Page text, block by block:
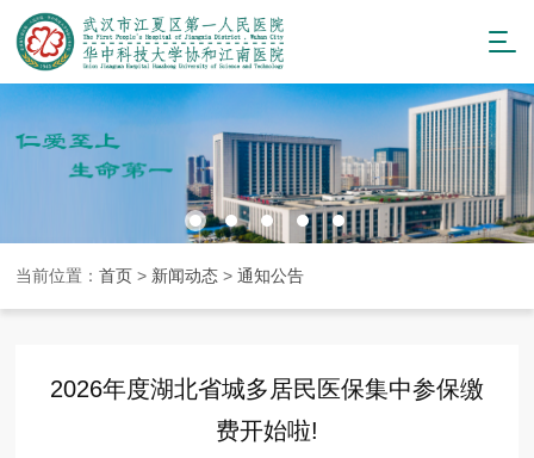
当前位置：首页 > 新闻动态 >通知公告
2026年度湖北省城多居民医保集中参保缴
费开始啦!